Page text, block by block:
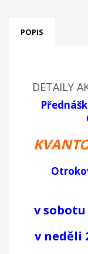
POPIS
DETAILY
v sobotu
v neděli